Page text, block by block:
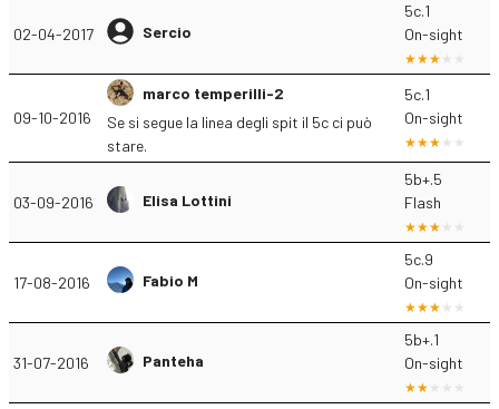
02-04-2017 Sercio
5c.1
On-sight
09-10-2016
marco temperilli-2
Se si segue la linea degli spit il 5c ci può
stare.
5c.1
On-sight
03-09-2016 Elisa Lottini
5b+.5
Flash
17-08-2016 Fabio M
5c.9
On-sight
31-07-2016 Panteha
5b+.1
On-sight